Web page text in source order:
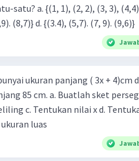
3), (3, 4). (4,5)} c. {(2,7). (4,8). (6,9). (8,7)} d. {(3.4), (5,7). (7, 9). (9,6)}
ukuran panjang ( 3x + 4)cm
85 cm. a. Buatlah sket
c. Tentukan nilai x d.
luas